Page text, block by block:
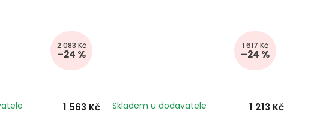
2 083 Kč
–24 %
1 563 Kč
1 617 Kč
–24 %
Skladem u dodavatele 1 213 Kč